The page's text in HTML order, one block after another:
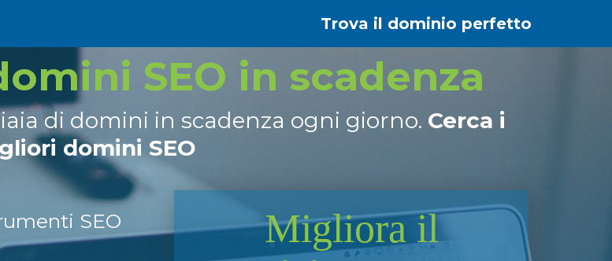
Trova il dominio perfetto
SEO in scadenza
di domini in scadenza ogni giorno. Cerca i
domini SEO
SEO
Migliora il